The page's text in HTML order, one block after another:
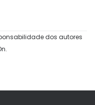
dos autores